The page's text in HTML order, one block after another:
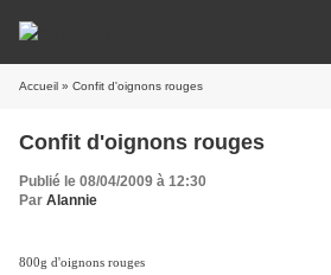
Accueil » Confit d'oignons rouges
Confit d'oignons rouges
Publié le 08/04/2009 à 12:30
Par Alannie
800g d'oignons rouges